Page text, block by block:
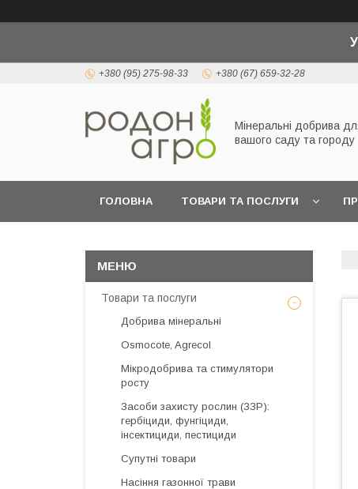
+380 (95) 275-98-33 +380 (67) 659-32-28
Мінеральні добрива
вашого саду та городу
ГОЛОВНА ТОВАРИ ТА ПОСЛУГИ
Товари та послуги
Добрива мінеральні
Osmocote, Agrecol
Мікродобрива та стимулятори
росту
Засоби захисту рослин (ЗЗР):
гербіциди, фунгіциди,
інсектициди, пестициди
Супутні товари
Насіння газонної трави